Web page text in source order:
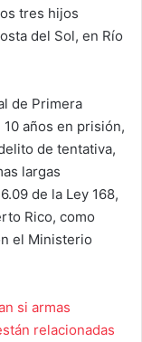
tres hijos
del Sol, en Río
de Primera
años en prisión,
de tentativa,
largas
de la Ley 168,
Rico, como
el Ministerio
si armas
relacionadas